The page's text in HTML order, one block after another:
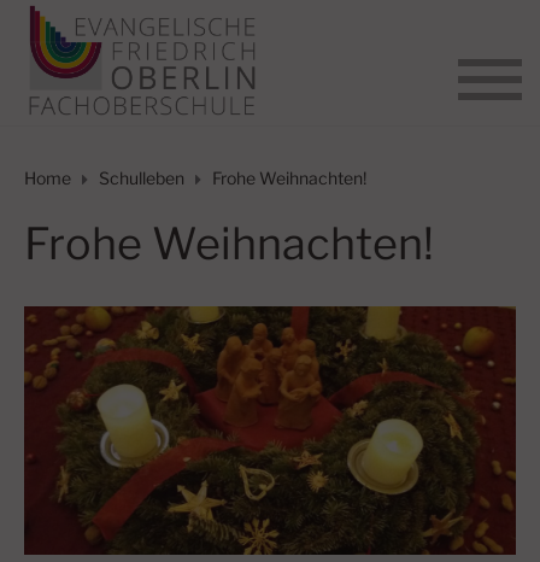
Home Schulleben Frohe Weihnachten!
Frohe Weihnachten!